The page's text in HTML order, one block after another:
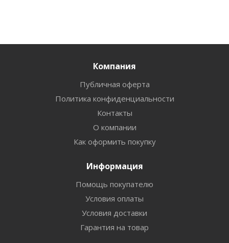
Компания
Публичная оферта
Политика конфиденциальности
Контакты
О компании
Как оформить покупку
Информация
Помощь покупателю
Условия оплаты
Условия доставки
Гарантия на товар